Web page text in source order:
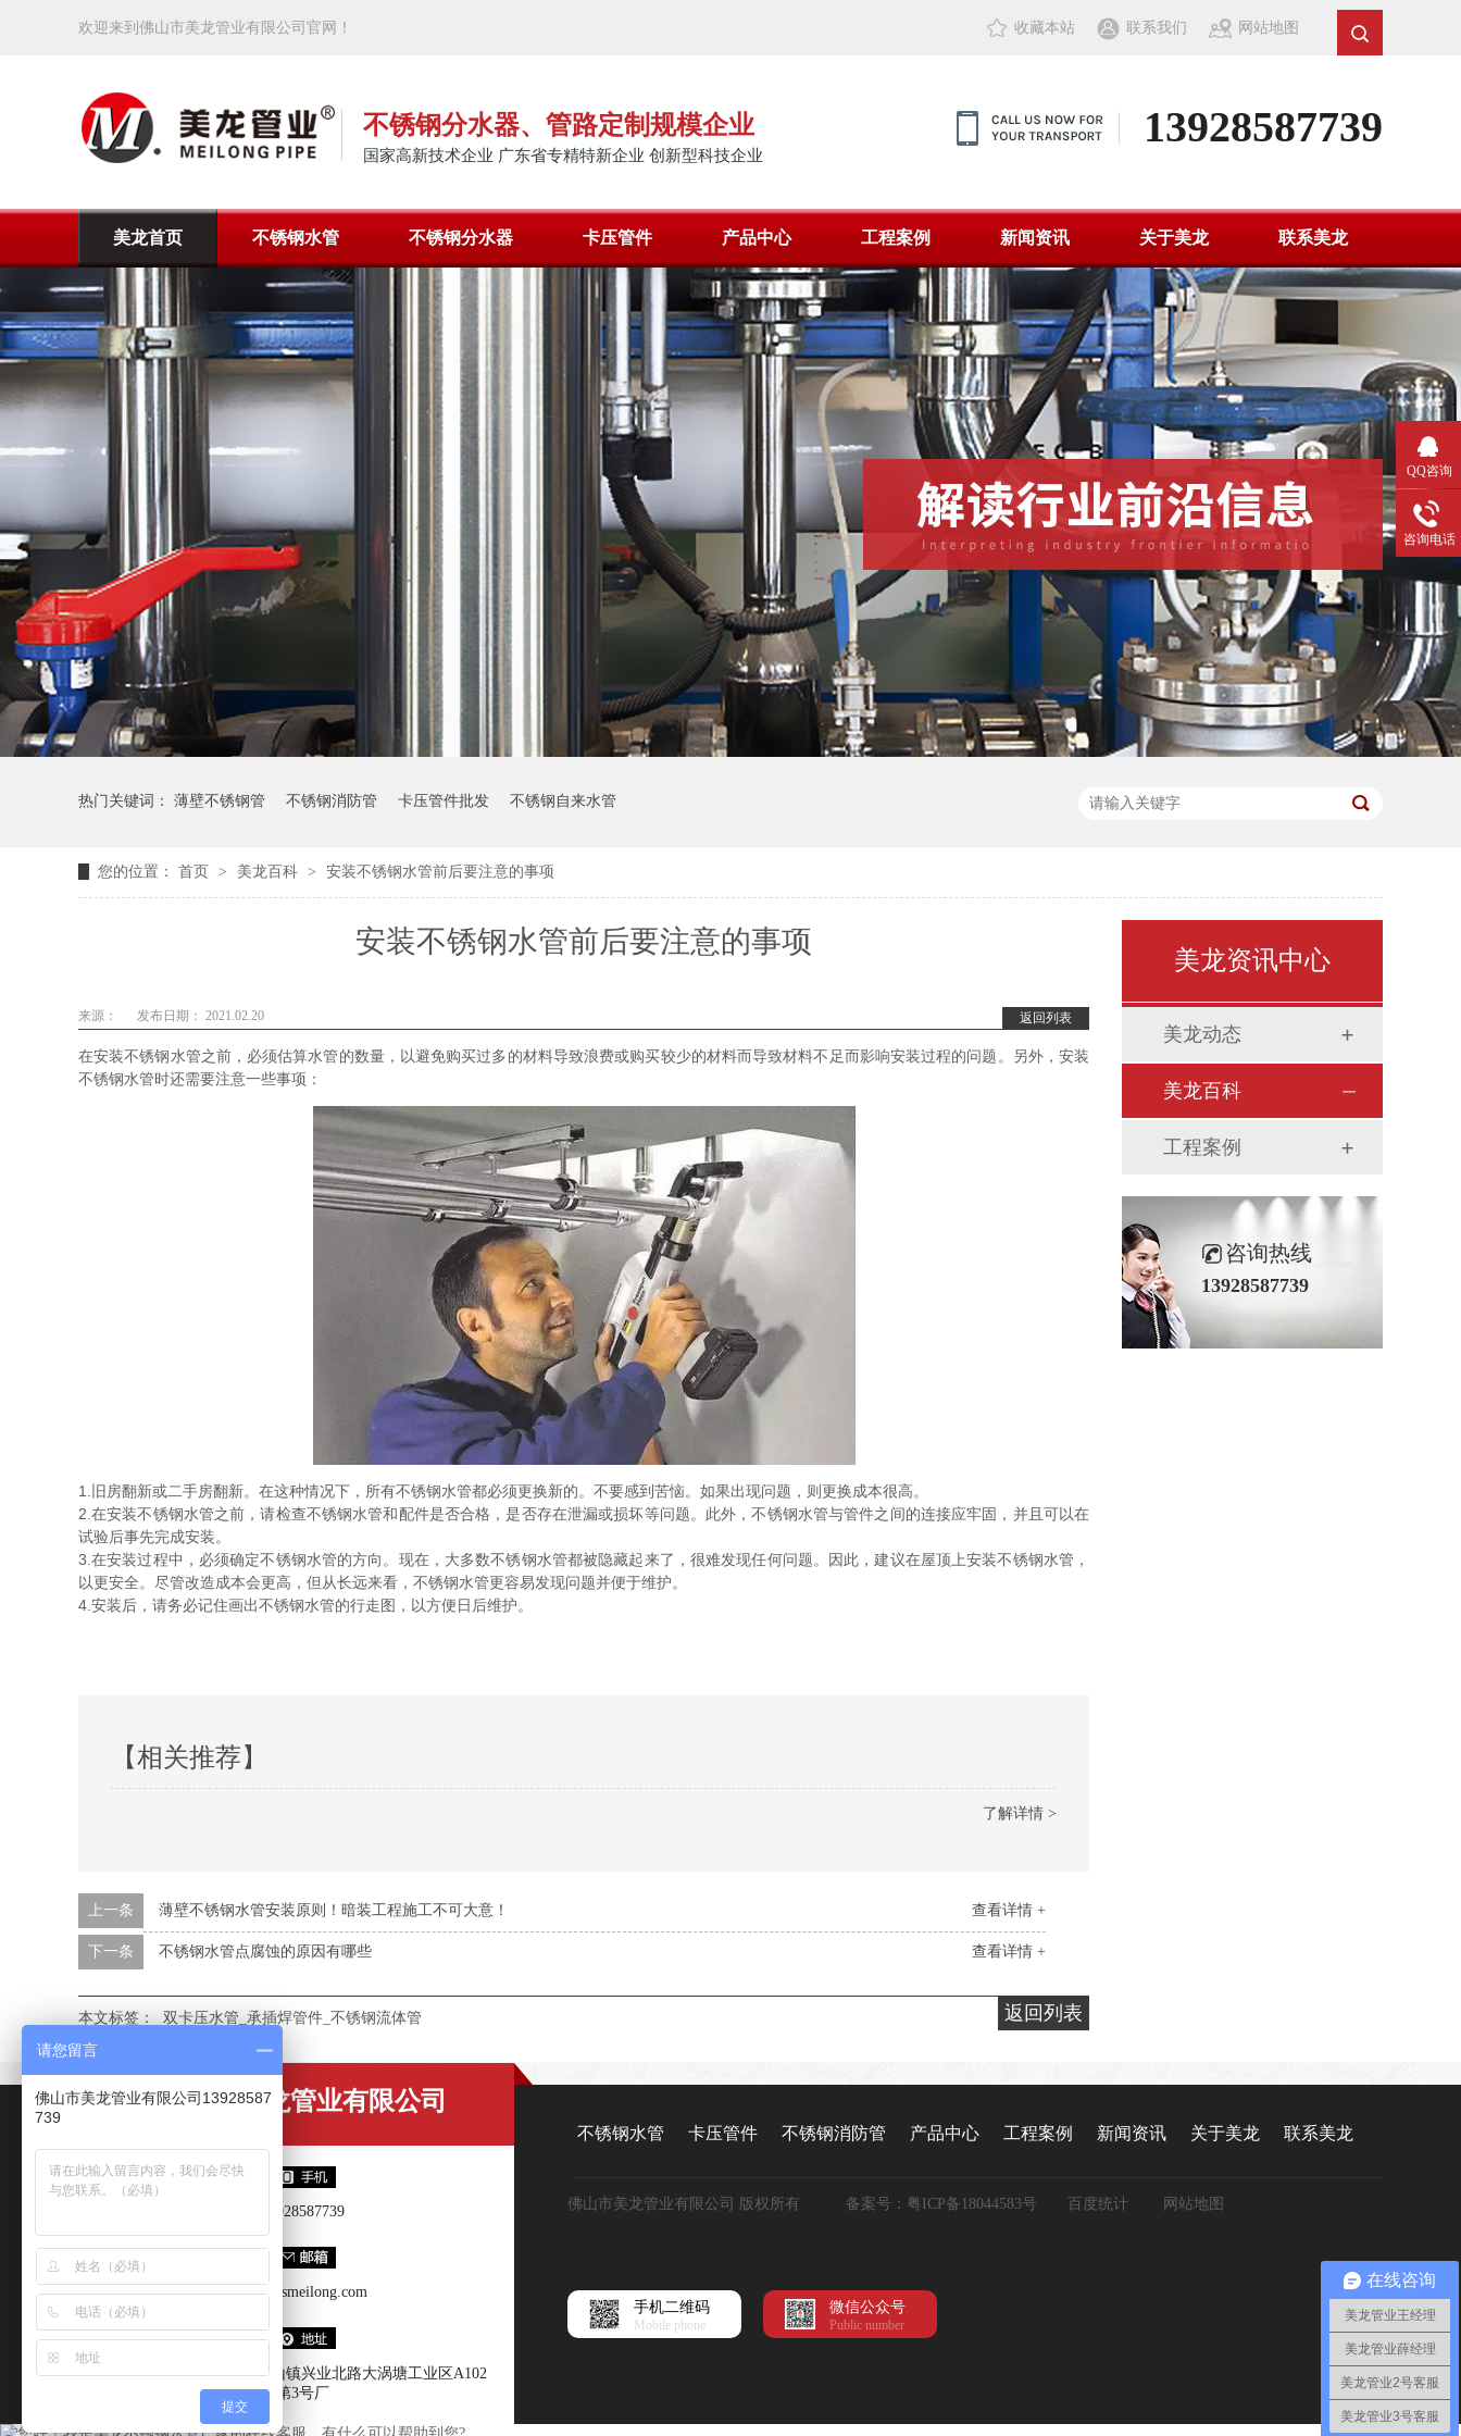
收藏本站 联系我们 网站地图
欢迎来到佛山市美龙管业有限公司官网！
不锈钢分水器、管路定制规模企业
国家高新技术企业 广东省专精特新企业 创新型科技企业
13928587739
美龙首页 不锈钢水管 不锈钢分水器 卡压管件 产品中心 工程案例 新闻资讯 关于美龙 联系美龙
热门关键词： 薄壁不锈钢管 不锈钢消防管 卡压管件批发 不锈钢自来水管
您的位置： 首页 > 美龙百科 > 安装不锈钢水管前后要注意的事项
安装不锈钢水管前后要注意的事项
返回列表
来源： 发布日期： 2021.02.20
在安装不锈钢水管之前，必须估算水管的数量，以避免购买过多的材料导致浪费或购买较少的材料而导致材料不足而影响安装过程的问题。另外，安装
不锈钢水管时还需要注意一些事项：
1.旧房翻新或二手房翻新。在这种情况下，所有不锈钢水管都必须更换新的。不要感到苦恼。如果出现问题，则更换成本很高。
2.在安装不锈钢水管之前，请检查不锈钢水管和配件是否合格，是否存在泄漏或损坏等问题。此外，不锈钢水管与管件之间的连接应牢固，并且可以在
试验后事先完成安装。
3.在安装过程中，必须确定不锈钢水管的方向。现在，大多数不锈钢水管都被隐藏起来了，很难发现任何问题。因此，建议在屋顶上安装不锈钢水管，
以更安全。尽管改造成本会更高，但从长远来看，不锈钢水管更容易发现问题并便于维护。
4.安装后，请务必记住画出不锈钢水管的行走图，以方便日后维护。
【相关推荐】
了解详情 >
查看详情 +
上一条 薄壁不锈钢水管安装原则！暗装工程施工不可大意！
查看详情 +
下一条 不锈钢水管点腐蚀的原因有哪些
返回列表
本文标签： 双卡压水管_承插焊管件_不锈钢流体管
美龙资讯中心
美龙动态
美龙百科
工程案例
咨询热线
13928587739
佛山市美龙管业有限公司
13928587739
wsh@fsmeilong.com
广东省佛山市南海区狮山镇兴业北路大涡塘工业区A102
第3号厂
不锈钢水管 卡压管件 不锈钢消防管 产品中心 工程案例 新闻资讯 关于美龙 联系美龙
佛山市美龙管业有限公司 版权所有 备案号： 粤ICP备18044583号 百度统计 网站地图
手机二维码
Mobile phone
微信公众号
Public number
QQ咨询
咨询电话
在线咨询
美龙管业王经理
美龙管业薛经理
美龙管业2号客服
美龙管业3号客服
请您留言
佛山市美龙管业有限公司13928587
739
提交